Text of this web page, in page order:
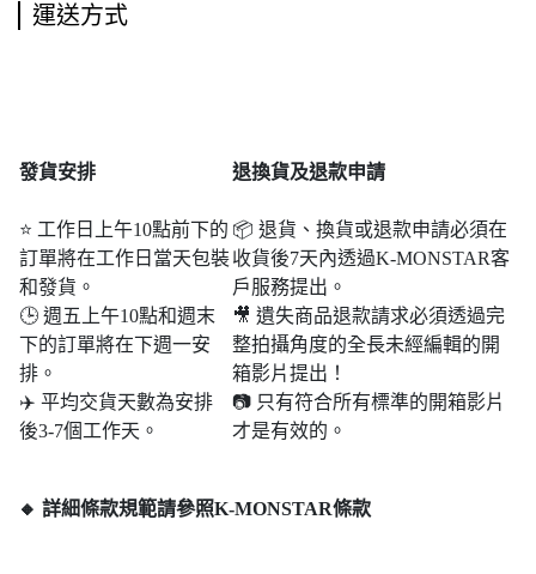
運送方式
發貨安排
⭐ 工作日上午10點前下的
訂單將在工作日當天包裝
和發貨。
🕒 週五上午10點和週末​​
下的訂單將在下週一安
排。
✈️ 平均交貨天數為安排
後3-7個工作天。
退換貨及退款申請
📦 退貨、換貨或退款申請必須在
收貨後7天內透過K-MONSTAR客
戶服務提出。
🎥 遺失商品退款請求必須透過完
整拍攝角度的全長未經編輯的開
箱影片提出！
📷 只有符合所有標準的開箱影片
才是有效的。
🔸 詳細條款規範請參照K-MONSTAR條款